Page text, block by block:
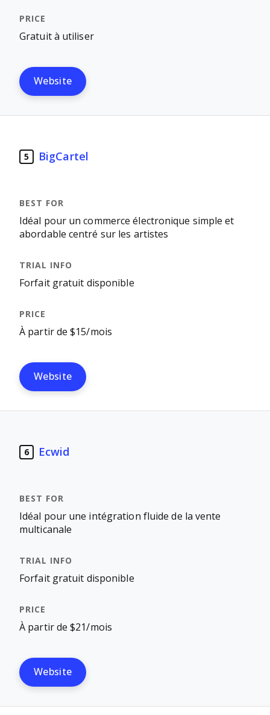
Gratuit à utiliser
Website
5 BigCartel
Idéal pour un commerce électronique simple et
abordable centré sur les artistes
Forfait gratuit disponible
À partir de $15/mois
Website
6 Ecwid
Idéal pour une intégration fluide de la vente
multicanale
Forfait gratuit disponible
À partir de $21/mois
Website